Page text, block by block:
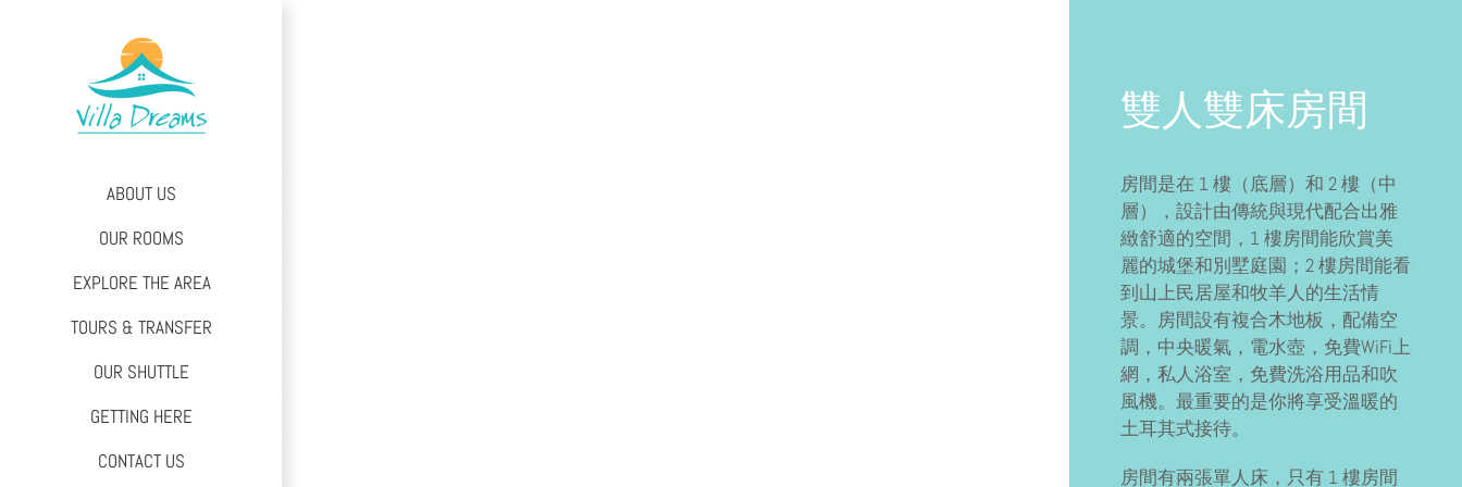
ABOUT US
OUR ROOMS
EXPLORE THE AREA
TOURS & TRANSFER
OUR SHUTTLE
GETTING HERE
CONTACT US
雙人雙床房間
房間是在 1 樓（底層）和 2 樓（中
層），設計由傳統與現代配合出雅
緻舒適的空間，1 樓房間能欣賞美
麗的城堡和別墅庭園；2 樓房間能看
到山上民居屋和牧羊人的生活情
景。房間設有複合木地板，配備空
調，中央暖氣，電水壺，免費WiFi上
網，私人浴室，免費洗浴用品和吹
風機。最重要的是你將享受溫暖的
土耳其式接待。
房間有兩張單人床，只有 1 樓房間